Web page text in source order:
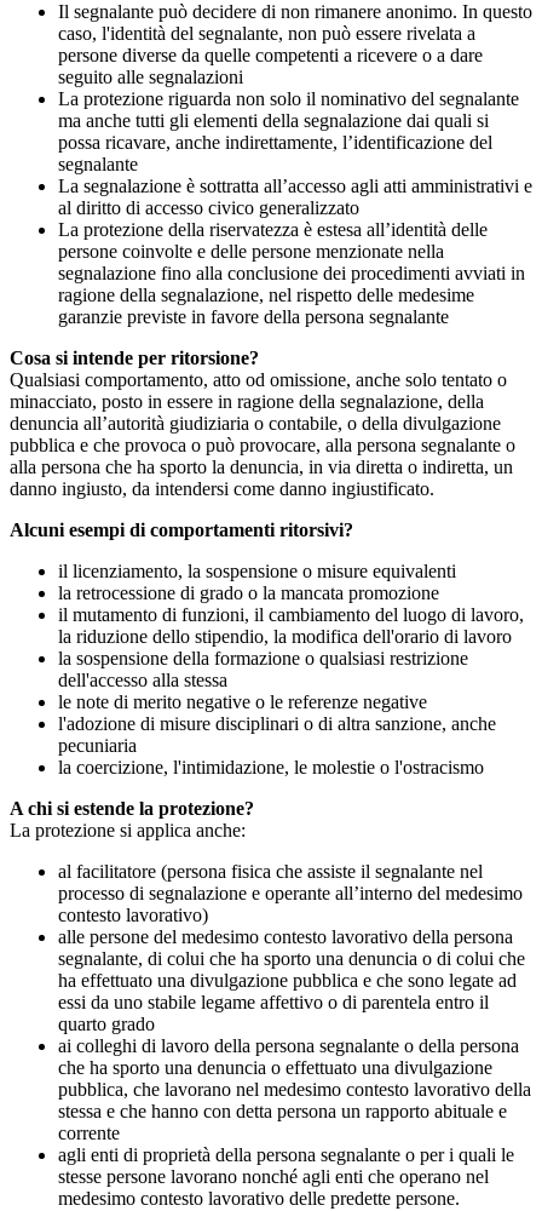
Il segnalante può decidere di non rimanere anonimo. In questo
caso, l'identità del segnalante, non può essere rivelata a
persone diverse da quelle competenti a ricevere o a dare
seguito alle segnalazioni
La protezione riguarda non solo il nominativo del segnalante
ma anche tutti gli elementi della segnalazione dai quali si
possa ricavare, anche indirettamente, l’identificazione del
segnalante
La segnalazione è sottratta all’accesso agli atti amministrativi e
al diritto di accesso civico generalizzato
La protezione della riservatezza è estesa all’identità delle
persone coinvolte e delle persone menzionate nella
segnalazione fino alla conclusione dei procedimenti avviati in
ragione della segnalazione, nel rispetto delle medesime
garanzie previste in favore della persona segnalante
Cosa si intende per ritorsione?
Qualsiasi comportamento, atto od omissione, anche solo tentato o
minacciato, posto in essere in ragione della segnalazione, della
denuncia all’autorità giudiziaria o contabile, o della divulgazione
pubblica e che provoca o può provocare, alla persona segnalante o
alla persona che ha sporto la denuncia, in via diretta o indiretta, un
danno ingiusto, da intendersi come danno ingiustificato.
Alcuni esempi di comportamenti ritorsivi?
il licenziamento, la sospensione o misure equivalenti
la retrocessione di grado o la mancata promozione
il mutamento di funzioni, il cambiamento del luogo di lavoro,
la riduzione dello stipendio, la modifica dell'orario di lavoro
la sospensione della formazione o qualsiasi restrizione
dell'accesso alla stessa
le note di merito negative o le referenze negative
l'adozione di misure disciplinari o di altra sanzione, anche
pecuniaria
la coercizione, l'intimidazione, le molestie o l'ostracismo
A chi si estende la protezione?
La protezione si applica anche:
al facilitatore (persona fisica che assiste il segnalante nel
processo di segnalazione e operante all’interno del medesimo
contesto lavorativo)
alle persone del medesimo contesto lavorativo della persona
segnalante, di colui che ha sporto una denuncia o di colui che
ha effettuato una divulgazione pubblica e che sono legate ad
essi da uno stabile legame affettivo o di parentela entro il
quarto grado
ai colleghi di lavoro della persona segnalante o della persona
che ha sporto una denuncia o effettuato una divulgazione
pubblica, che lavorano nel medesimo contesto lavorativo della
stessa e che hanno con detta persona un rapporto abituale e
corrente
agli enti di proprietà della persona segnalante o per i quali le
stesse persone lavorano nonché agli enti che operano nel
medesimo contesto lavorativo delle predette persone.